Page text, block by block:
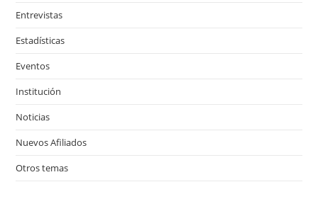
Entrevistas
Estadísticas
Eventos
Institución
Noticias
Nuevos Afiliados
Otros temas